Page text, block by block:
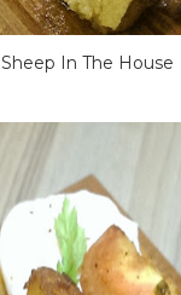
Sheep In The House